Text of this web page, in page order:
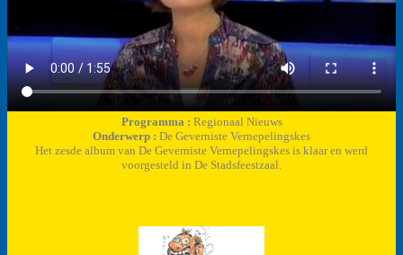
Programma : Regionaal Nieuws
Onderwerp : De Geverniste Vernepelingskes
Het zesde album van De Geverniste Vernepelingskes is klaar en werd
voorgesteld in De Stadsfeestzaal.